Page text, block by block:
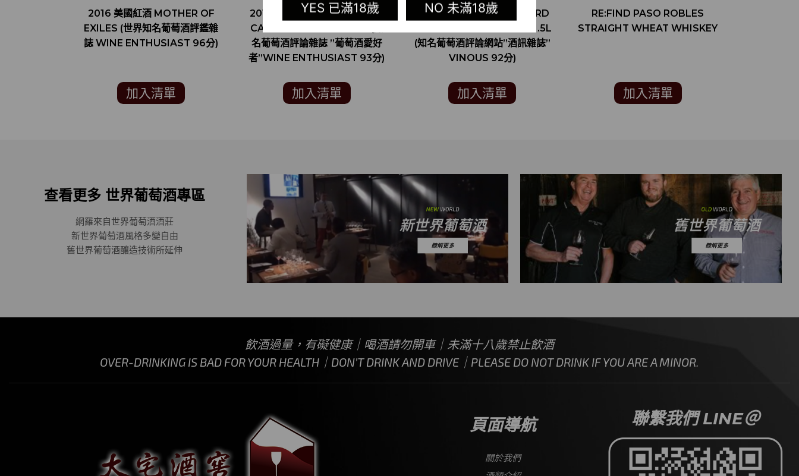
YES 已滿18歲 NO 未滿18歲
2016 美國紅酒 MOTHER OF
EXILES (世界知名葡萄酒評鑑雜
誌 WINE ENTHUSIAST 96分)
加入清單
2017 美國紅酒 RUTHERFORD
CABERNET SAUVIGNON (知
名葡萄酒評論雜誌 ”葡萄酒愛好
者”WINE ENTHUSIAST 93分)
加入清單
2015 美國紅酒 RUTHERFORD
CABERNET SAUVIGNON 1.5L
(知名葡萄酒評論網站”酒訊雜誌”
VINOUS 92分)
加入清單
RE:FIND PASO ROBLES
STRAIGHT WHEAT WHISKEY
加入清單
查看更多 世界葡萄酒專區
網羅來自世界葡萄酒酒莊
新世界葡萄酒風格多變自由
舊世界葡萄酒釀造技術所延伸
飲酒過量，有礙健康｜喝酒請勿開車｜未滿十八歲禁止飲酒
OVER-DRINKING IS BAD FOR YOUR HEALTH｜DON’T DRINK AND DRIVE｜PLEASE DO NOT DRINK IF YOU ARE A MINOR.
頁面導航
關於我們
聯繫我們 LINE＠